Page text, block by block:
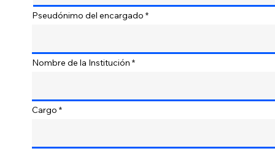
Pseudónimo del encargado
Nombre de la Institución
Cargo